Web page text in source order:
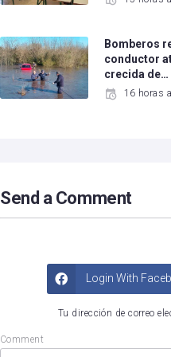
Bomberos
conductor
crecida de…
16 horas
Send a Comment
Login With
Tu dirección de correo
Comment